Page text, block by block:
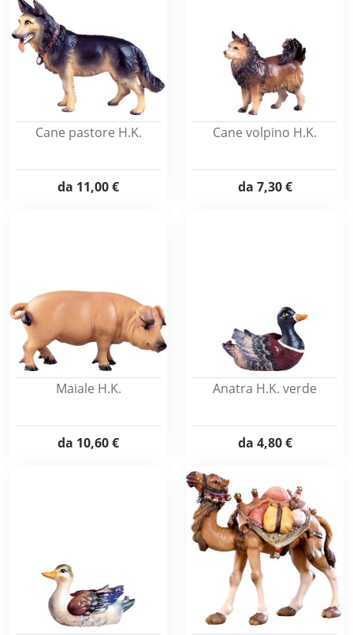
Cane pastore H.K.
da 11,00 €
Cane volpino H.K.
da 7,30 €
Maiale H.K.
da 10,60 €
Anatra H.K. verde
da 4,80 €